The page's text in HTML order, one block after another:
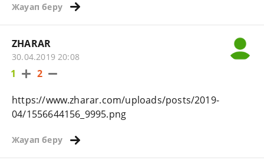
Жауап беру
ZHARAR
30.04.2019 20:08
1 2
https://www.zharar.com/uploads/posts/2019-
04/1556644156_9995.png
Жауап беру